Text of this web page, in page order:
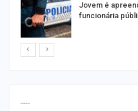
Jovem é
funcionária
----